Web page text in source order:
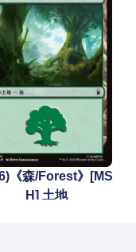
《森/Forest》[MS
H] 土地